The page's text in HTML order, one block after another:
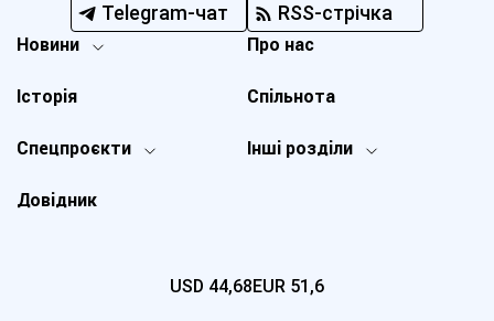
Telegram-чат RSS-стрічка
Новини
Спецпроєкти Інші розділи
Історія
Про нас
Довідник
Спільнота
USD 44,68EUR 51,6